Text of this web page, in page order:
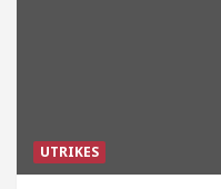
UTRIKES